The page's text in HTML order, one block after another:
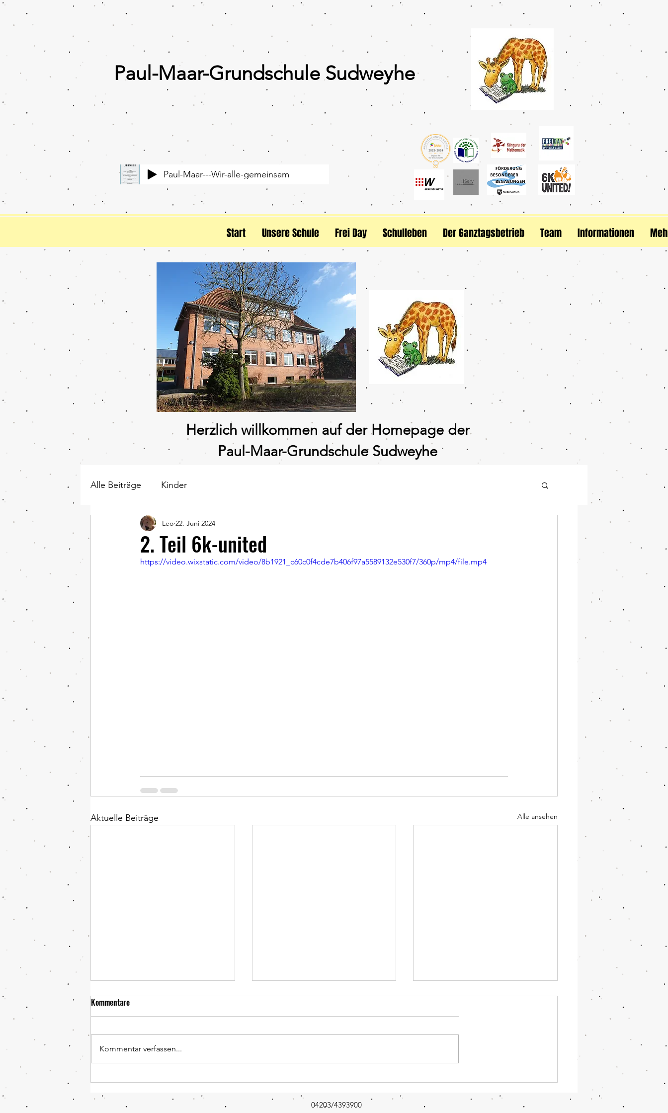
Paul-Maar-Grundschule Sudweyhe
Paul-Maar---Wir-alle-gemeinsam
Start Unsere Schule Frei Day Schulleben Der Ganztagsbetrieb Team Informationen
Herzlich willkommen auf der Homepage der
Paul-Maar-Grundschule Sudweyhe
Alle Beiträge Kinder
2. Teil 6k-united
Leo 22. Juni 2024
https://video.wixstatic.com/video/8b1921_c60c0f4cde7b406f97a5589132e530f7/360p/mp4/file.mp4
Aktuelle Beiträge Alle ansehen
Frühling 2026
Unsere AG hat fleißig
frühlingshaft und schön.
Viiiiiiiel Schnee und Wind
Kommentare
Kommentar verfassen...
04203/4393900